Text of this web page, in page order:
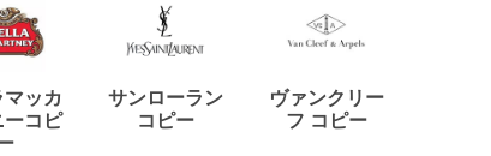
ッカ
ーコピ
サンローラン
コピー
ヴァンクリー
フ コピー